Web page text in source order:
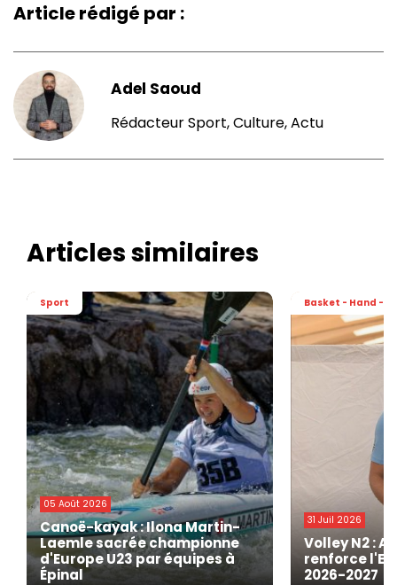
Article rédigé par :
Adel Saoud
Rédacteur Sport, Culture, Actu
Articles similaires
Sport
05 Août 2026
Canoë-kayak : Ilona Martin-
Laemle sacrée championne
d'Europe U23 par équipes à
Épinal
Basket - Hand -
31 Juil 2026
Volley N2 :
renforce
2026-2027